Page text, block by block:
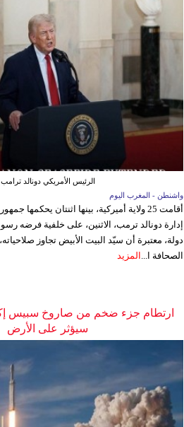
الرئيس الأمريكي دونالد ترامب
واشنطن - المغرب اليوم
أقامت 25 ولاية أميركية، بينها اثنتان
دولة، معتبرة أن سيّد البيت الأبيض تجاوز
الصحافة ا... المزيد
ارتطام جزء ضخم من صاروخ سبيس
سيؤثر على الأرض